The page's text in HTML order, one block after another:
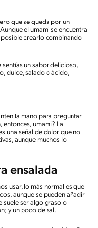
que se queda por un
el umami se encuentra
posible crearlo combinando
sentías un sabor delicioso,
dulce, salado o ácido,
la mano para preguntar
entonces, umami? La
una señal de dolor que no
aunque muchos lo
ensalada
usar, lo más normal es que
aunque se pueden añadir
suele ser algo graso o
y un poco de sal.